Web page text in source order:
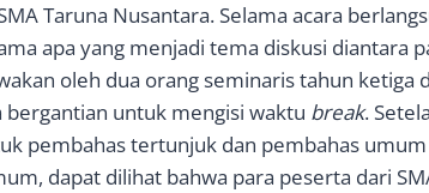
Taruna Nusantara. Selama acara
apa yang menjadi tema diskusi diantara
oleh dua orang seminaris tahun ketiga
untuk mengisi waktu break.
pembahas tertunjuk dan pembahas
dapat dilihat bahwa para peserta dari